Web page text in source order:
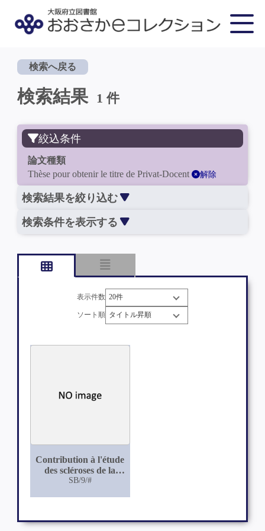
検索へ戻る
検索結果 1 件
絞込条件
論文種類
Thèse pour obtenir le titre de Privat-Docent
解除
検索結果を絞り込む
検索条件を表示する
表示件数
ソート順
Contribution à l'étude
des scléroses de la
moelle épinière
SB/9/#